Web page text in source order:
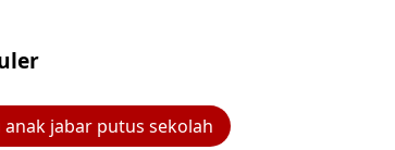
anak jabar putus sekolah